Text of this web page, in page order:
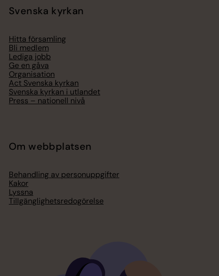
Svenska kyrkan
Hitta församling
Bli medlem
Lediga jobb
Ge en gåva
Organisation
Act Svenska kyrkan
Svenska kyrkan i utlandet
Press – nationell nivå
Om webbplatsen
Behandling av personuppgifter
Kakor
Lyssna
Tillgänglighetsredogörelse